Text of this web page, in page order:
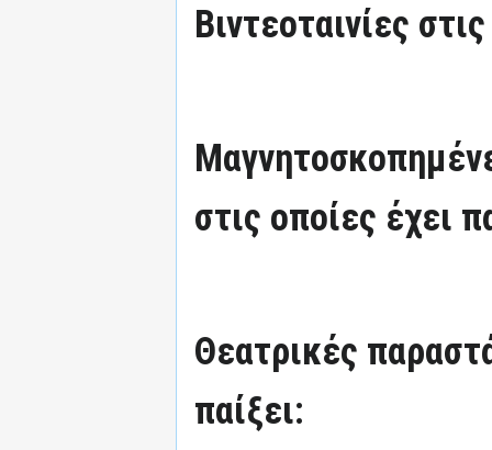
Βιντεοταινίες
στις οποίες έχει
Θεατρικές
παίξει: